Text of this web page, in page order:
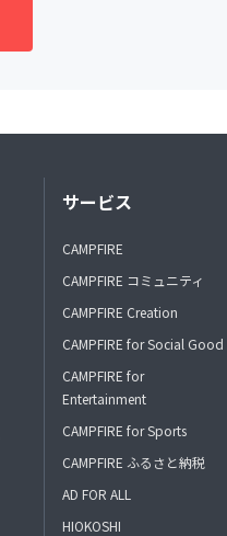
サービス
CAMPFIRE
CAMPFIRE コミュニティ
CAMPFIRE Creation
CAMPFIRE for Social Good
CAMPFIRE for
Entertainment
CAMPFIRE for Sports
CAMPFIRE ふるさと納税
AD FOR ALL
HIOKOSHI